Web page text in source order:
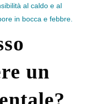
al caldo e al
in bocca e febbre.
un